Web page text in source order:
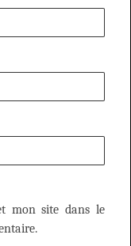
mon site dans le